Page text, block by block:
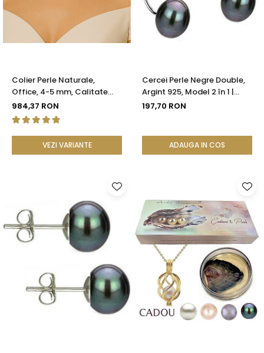
Brățări cu Perle
Pandantive cu Perle
Colier Perle Naturale,
Office, 4-5 mm, Calitate
AAA, Aur 14K | KASKADDA®
984,37 RON
VEZI VARIANTE
Cercei Perle Negre Double,
Argint 925, Model 2 în 1 |
KASKADDA®
197,70 RON
ADAUGA IN COS